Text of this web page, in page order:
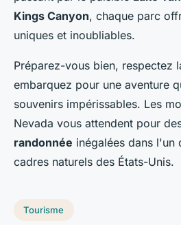
Kings Canyon, chaque parc
uniques et inoubliables.
Préparez-vous bien, respectez
embarquez pour une aventure
souvenirs impérissables. Les
Nevada vous attendent pour
randonnée inégalées dans l'un
cadres naturels des États-Unis.
Tourisme